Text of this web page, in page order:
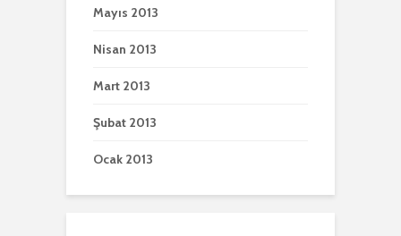
Mayıs 2013
Nisan 2013
Mart 2013
Şubat 2013
Ocak 2013